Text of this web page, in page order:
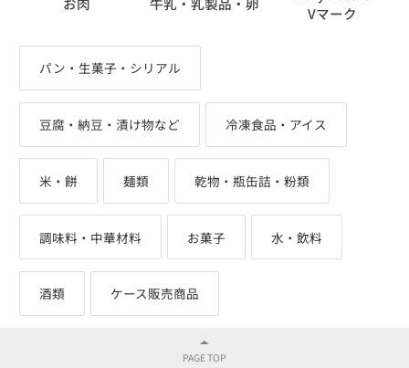
Vマーク
パン・生菓子・シリアル
豆腐・納豆・漬け物など 冷凍食品・アイス
米・餅 麺類 乾物・瓶缶詰・粉類
調味料・中華材料 お菓子 水・飲料
酒類 ケース販売商品